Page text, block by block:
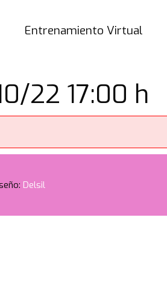
Entrenamiento Virtual
22 17:00 h
Delsil